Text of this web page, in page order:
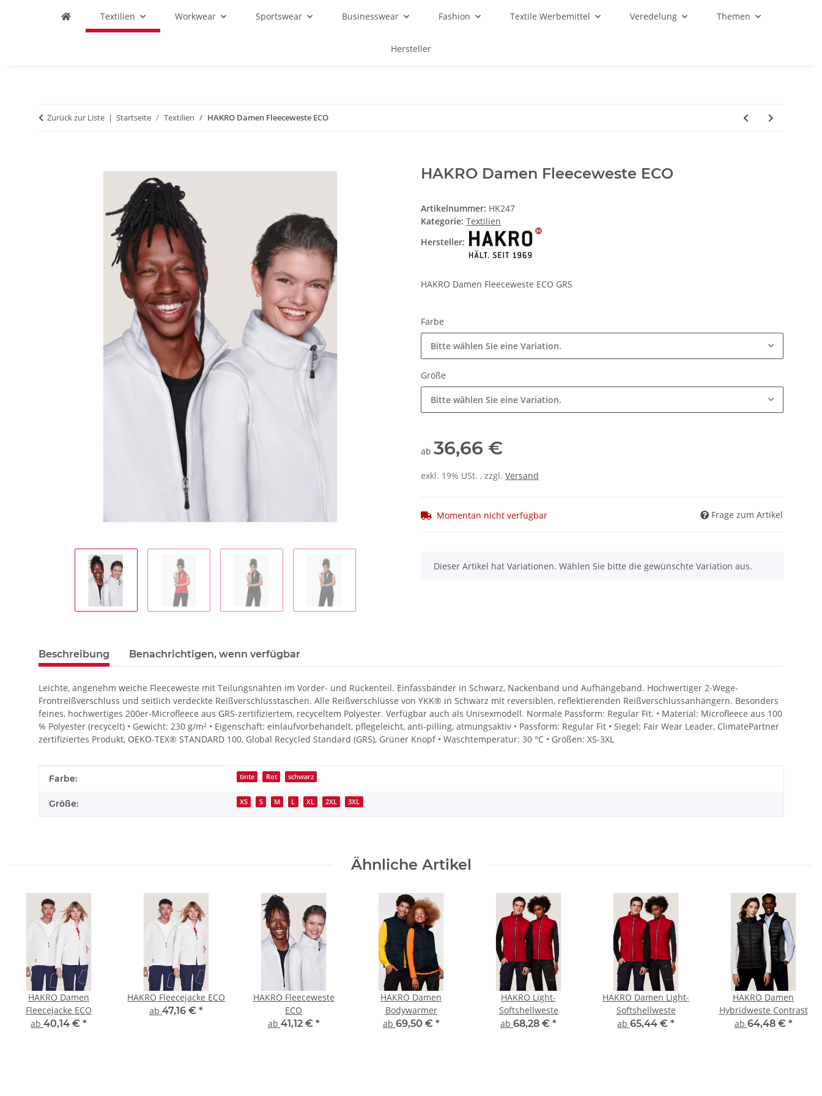
Textilien Workwear Sportswear Businesswear Fashion Textile Werbemittel Veredelung Themen
Hersteller
Zurück zur Liste Startseite Textilien HAKRO Damen Fleeceweste ECO
HAKRO Damen Fleeceweste ECO
Artikelnummer: HK247
Kategorie: Textilien
Hersteller:
HAKRO Damen Fleeceweste ECO GRS
Farbe
Bitte wählen Sie eine Variation.
Größe
Bitte wählen Sie eine Variation.
ab 36,66 €
exkl. 19% USt. , zzgl. Versand
Momentan nicht verfügbar Frage zum Artikel
x
Dieser Artikel hat Variationen. Wählen Sie bitte die gewünschte Variation aus.
Beschreibung Benachrichtigen, wenn verfügbar
Leichte, angenehm weiche Fleeceweste mit Teilungsnähten im Vorder- und Rückenteil. Einfassbänder in Schwarz, Nackenband und Aufhängeband. Hochwertiger 2-Wege-
Frontreißverschluss und seitlich verdeckte Reißverschlusstaschen. Alle Reißverschlüsse von YKK® in Schwarz mit reversiblen, reflektierenden Reißverschlussanhängern. Besonders
feines, hochwertiges 200er-Microfleece aus GRS-zertifiziertem, recyceltem Polyester. Verfügbar auch als Unisexmodell. Normale Passform: Regular Fit. • Material: Microfleece aus 100
% Polyester (recycelt) • Gewicht: 230 g/m² • Eigenschaft: einlaufvorbehandelt, pflegeleicht, anti-pilling, atmungsaktiv • Passform: Regular Fit • Siegel: Fair Wear Leader, ClimatePartner
zertifiziertes Produkt, OEKO-TEX® STANDARD 100, Global Recycled Standard (GRS), Grüner Knopf • Waschtemperatur: 30 °C • Größen: XS-3XL
Produkteigenschaft
Wert
Farbe: tinte Rot schwarz
Größe: XS S M L XL 2XL 3XL
Ähnliche Artikel
HAKRO Damen
Fleecejacke ECO
ab 40,14 € *
HAKRO Fleecejacke ECO
ab 47,16 € *
HAKRO Fleeceweste
ECO
ab 41,12 € *
HAKRO Damen
Bodywarmer
ab 69,50 € *
HAKRO Light-
Softshellweste
ab 68,28 € *
HAKRO Damen Light-
Softshellweste
ab 65,44 € *
HAKRO Damen
Hybridweste Contrast
ab 64,48 € *